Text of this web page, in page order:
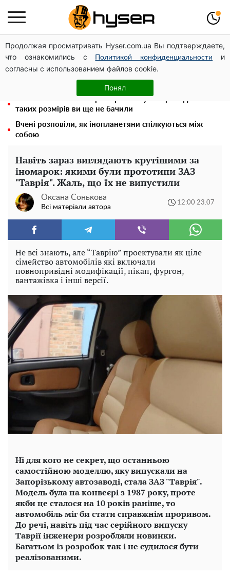
Продолжая просматривать Hyser.com.ua Вы подтверждаете,
что ознакомились с
Политикой конфиденциальности
и
согласны с использованием файлов cookie.
Понял
Колишній ультрас, якого пов'язують із резонансною
справою, вже рік не в Силах оборони: ЗМІ
Олена Тополя злив відео – це далеко не все: фронтмен
"Антитіла" Тарас Тополя став наступним
таких розмірів ви ще не бачили
Вчені розповіли, як інопланетяни спілкуються між
собою
Навіть зараз виглядають крутішими за
іномарок: якими були прототипи ЗАЗ
"Таврія". Жаль, що їх не випустили
Оксана Сонькова
Всі матеріали автора
12:00 23.07
Не всі знають, але “Таврію” проектували як ціле
сімейство автомобілів які включали
повнопривідні модифікації, пікап, фургон,
вантажівка і інші версії.
Ні для кого не секрет, що останньою
самостійною моделлю, яку випускали на
Запорізькому автозаводі, стала ЗАЗ "Таврія".
Модель була на конвеєрі з 1987 року, проте
якби це сталося на 10 років раніше, то
автомобіль міг би стати справжнім проривом.
До речі, навіть під час серійного випуску
Таврії інженери розробляли новинки.
Багатьом із розробок так і не судилося бути
реалізованими.